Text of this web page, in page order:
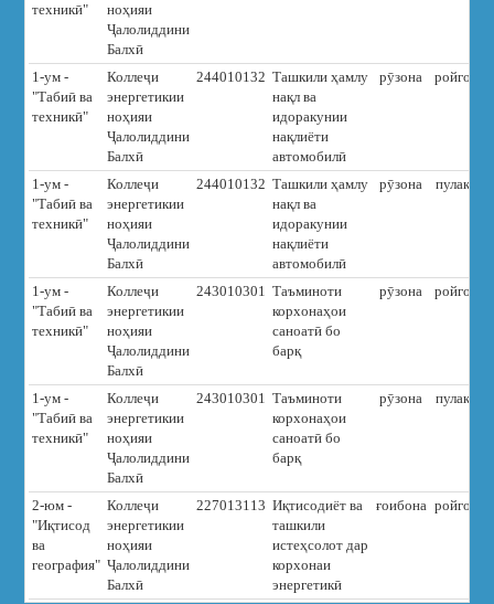
техникӣ"
ноҳияи
Ҷалолиддини
Балхӣ
1-ум -
"Табиӣ ва
техникӣ"
Коллеҷи
энергетикии
ноҳияи
Ҷалолиддини
Балхӣ
244010132 Ташкили ҳамлу
нақл ва
идоракунии
нақлиёти
автомобилӣ
рӯзона ройгон
1-ум -
"Табиӣ ва
техникӣ"
Коллеҷи
энергетикии
ноҳияи
Ҷалолиддини
Балхӣ
244010132 Ташкили ҳамлу
нақл ва
идоракунии
нақлиёти
автомобилӣ
рӯзона пулакӣ
1-ум -
"Табиӣ ва
техникӣ"
Коллеҷи
энергетикии
ноҳияи
Ҷалолиддини
Балхӣ
243010301 Таъминоти
корхонаҳои
саноатӣ бо
барқ
рӯзона ройгон
1-ум -
"Табиӣ ва
техникӣ"
Коллеҷи
энергетикии
ноҳияи
Ҷалолиддини
Балхӣ
243010301 Таъминоти
корхонаҳои
саноатӣ бо
барқ
рӯзона пулакӣ
2-юм -
"Иқтисод
ва
география"
Коллеҷи
энергетикии
ноҳияи
Ҷалолиддини
Балхӣ
227013113 Иқтисодиёт ва
ташкили
истеҳсолот дар
корхонаи
энергетикӣ
ғоибона ройгон